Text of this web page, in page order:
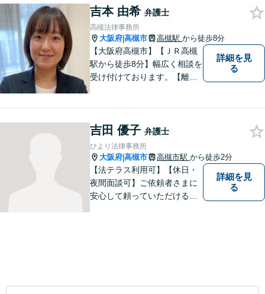
【成年後見】など将来の不安
の予防まで。
吉本 由希 弁護士
高槻法律事務所
大阪府|高槻市 高槻駅 から徒歩8分
【大阪府高槻市】【ＪＲ高槻
駅から徒歩8分】幅広く相談を
受け付けております。【離
ど将来の不安の予防まで。
詳細を見
る
吉田 優子 弁護士
ひより法律事務所
大阪府|高槻市 高槻市駅 から徒歩2分
【法テラス利用可】【休日・
夜間面談可】ご依頼者さまに
安心して頼っていただけるよ
詳細を見
る